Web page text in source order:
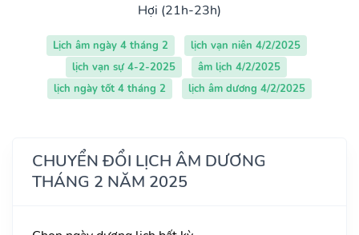
Hợi (21h-23h)
Lịch âm ngày 4 tháng 2
lịch vạn niên 4/2/2025
lịch vạn sự 4-2-2025
âm lịch 4/2/2025
lịch ngày tốt 4 tháng 2
lịch âm dương 4/2/2025
CHUYỂN ĐỔI LỊCH ÂM DƯƠNG
THÁNG 2 NĂM 2025